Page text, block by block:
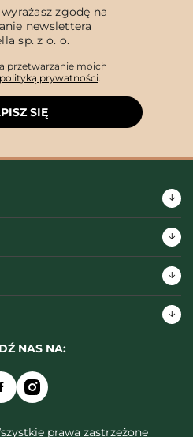
zgodę na
newslettera
sp. z o. o.
przetwarzanie moich
polityką prywatności.
SIĘ
NAS NA:
prawa zastrzeżone